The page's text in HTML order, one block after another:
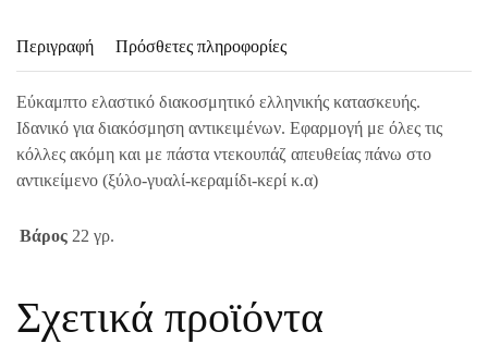
Περιγραφή Πρόσθετες πληροφορίες
Εύκαμπτο ελαστικό διακοσμητικό ελληνικής κατασκευής.
Ιδανικό για διακόσμηση αντικειμένων. Εφαρμογή με όλες τις
κόλλες ακόμη και με πάστα ντεκουπάζ απευθείας πάνω στο
αντικείμενο (ξύλο-γυαλί-κεραμίδι-κερί κ.α)
Βάρος 22 γρ.
Σχετικά προϊόντα